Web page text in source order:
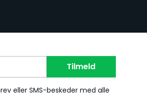
Tilmeld
eller SMS-beskeder med alle